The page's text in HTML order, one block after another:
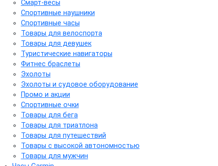
Смарт-весы
Спортивные наушники
Спортивные часы
Товары для велоспорта
Товары для девушек
Туристические навигаторы
Фитнес браслеты
Эхолоты
Эхолоты и судовое оборудование
Промо и акции
Спортивные очки
Товары для бега
Товары для триатлона
Товары для путешествий
Товары с высокой автономностью
Товары для мужчин